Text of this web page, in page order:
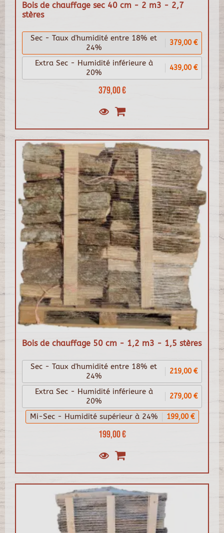
Bois de chauffage sec 40 cm - 2 m3 - 2,7
stères
379,00 €
Sec - Taux d'humidité entre 18% et
24%
379,00 €
Extra Sec - Humidité inférieure à
20%
439,00 €
Bois de chauffage 50 cm - 1,2 m3 - 1,5 stères
199,00 €
Sec - Taux d'humidité entre 18% et
24%
219,00 €
Extra Sec - Humidité inférieure à
20%
279,00 €
Mi-Sec - Humidité supérieur à 24% 199,00 €